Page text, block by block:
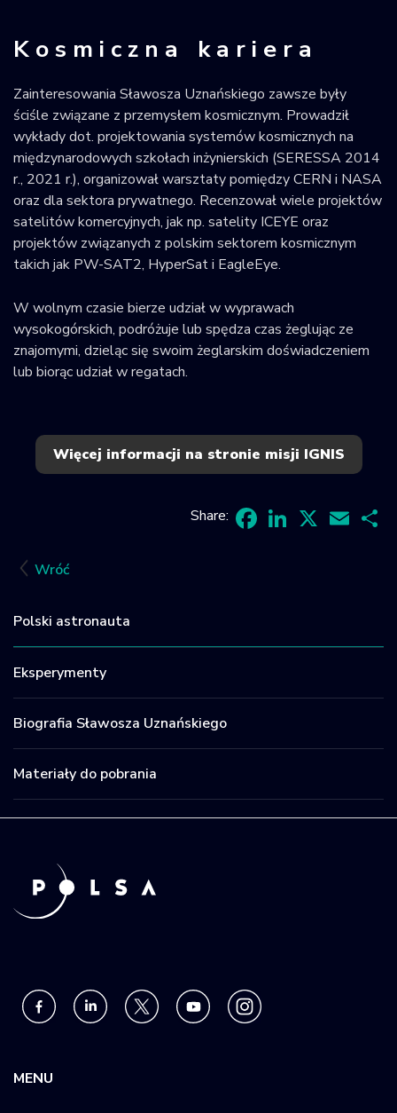
Wróć
Polski astronauta
Eksperymenty
Biografia Sławosza Uznańskiego
Materiały do pobrania
Kosmiczna kariera
Zainteresowania Sławosza Uznańskiego zawsze były
ściśle związane z przemysłem kosmicznym. Prowadził
wykłady dot. projektowania systemów kosmicznych na
międzynarodowych szkołach inżynierskich (SERESSA 2014
r., 2021 r.), organizował warsztaty pomiędzy CERN i NASA
oraz dla sektora prywatnego. Recenzował wiele projektów
satelitów komercyjnych, jak np. satelity ICEYE oraz
projektów związanych z polskim sektorem kosmicznym
takich jak PW-SAT2, HyperSat i EagleEye.
W wolnym czasie bierze udział w wyprawach
wysokogórskich, podróżuje lub spędza czas żeglując ze
znajomymi, dzieląc się swoim żeglarskim doświadczeniem
lub biorąc udział w regatach.
Więcej informacji na stronie misji IGNIS
Share:
MENU